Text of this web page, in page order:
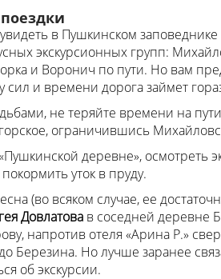
в Пушкинском
экскурсионных групп:
и Воронич по пути. Но вам
сил и времени дорога займет
не теряйте времени на
ограничившись
деревне», осмотреть
покормить уток в пруду.
(во всяком случае, ее
Довлатова в соседней деревне
напротив отеля «Арина Р.»
Березина. Но лучше заранее
об экскурсии.